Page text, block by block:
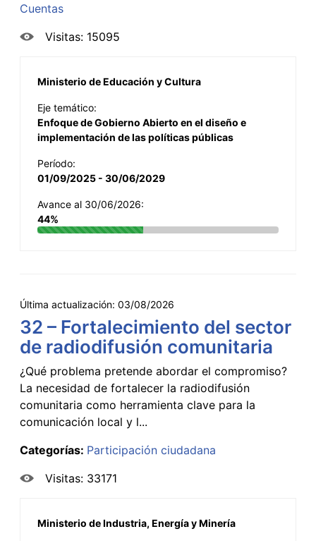
Cuentas
Visitas: 15095
Ministerio de Educación y Cultura
Eje temático:
Enfoque de Gobierno Abierto en el diseño e
implementación de las políticas públicas
Período:
01/09/2025 - 30/06/2029
Avance al 30/06/2026:
44%
Última actualización: 03/08/2026
32 – Fortalecimiento del sector
de radiodifusión comunitaria
¿Qué problema pretende abordar el compromiso?
La necesidad de fortalecer la radiodifusión
comunitaria como herramienta clave para la
comunicación local y l...
Categorías: Participación ciudadana
Visitas: 33171
Ministerio de Industria, Energía y Minería